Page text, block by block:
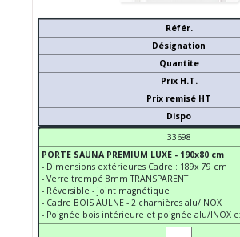
Référ.
Désignation
Quantite
Prix H.T.
Prix remisé HT
Dispo
33698
PORTE SAUNA PREMIUM LUXE - 190x80 cm
- Dimensions extérieures Cadre : 189x 79 cm
- Verre trempé 8mm TRANSPARENT
- Réversible - joint magnétique
- Cadre BOIS AULNE - 2 charnières alu/INOX
- Poignée bois intérieure et poignée alu/INOX